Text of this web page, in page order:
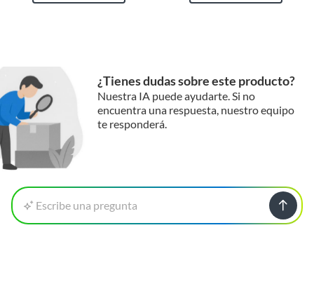
¿Tienes dudas sobre este producto?
Nuestra IA puede ayudarte. Si no
encuentra una respuesta, nuestro equipo
te responderá.
Escribe una pregunta